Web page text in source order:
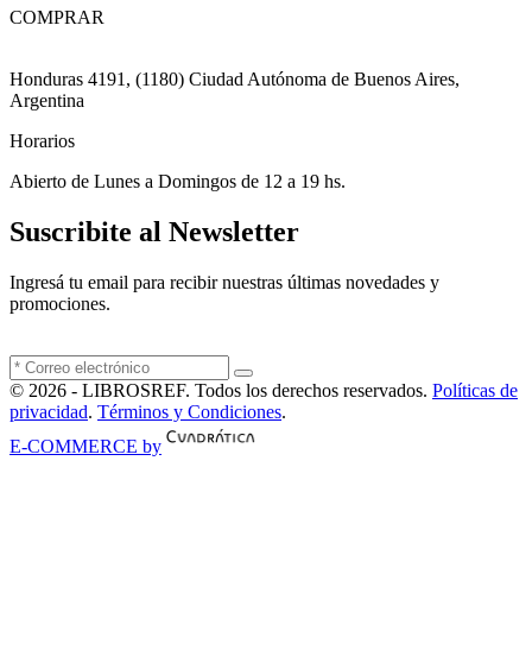
COMPRAR
Honduras 4191, (1180) Ciudad Autónoma de Buenos Aires,
Argentina
Horarios
Abierto de Lunes a Domingos de 12 a 19 hs.
Suscribite al Newsletter
Ingresá tu email para recibir nuestras últimas novedades y
promociones.
© 2026 - LIBROSREF. Todos los derechos reservados. Políticas de
privacidad. Términos y Condiciones.
E-COMMERCE by